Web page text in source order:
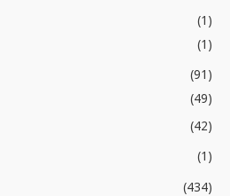
(1)
(1)
(91)
(49)
(42)
(1)
(434)